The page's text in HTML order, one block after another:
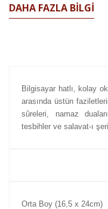
DAHA FAZLA BILGI
Bilgisayar hatlı, kolay
arasında üstün
sûreleri, namaz
tesbihler ve salavat-ı
Orta Boy (16,5 x 24cm)